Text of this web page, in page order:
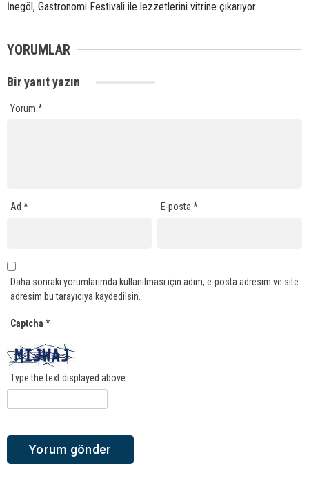
İnegöl, Gastronomi Festivali ile lezzetlerini vitrine çıkarıyor
YORUMLAR
Bir yanıt yazın
Yorum *
Ad * E-posta*
Daha sonraki yorumlarımda kullanılması için adım, e-posta adresim ve site
adresim bu tarayıcıya kaydedilsin.
Captcha *
Type the text displayed above: